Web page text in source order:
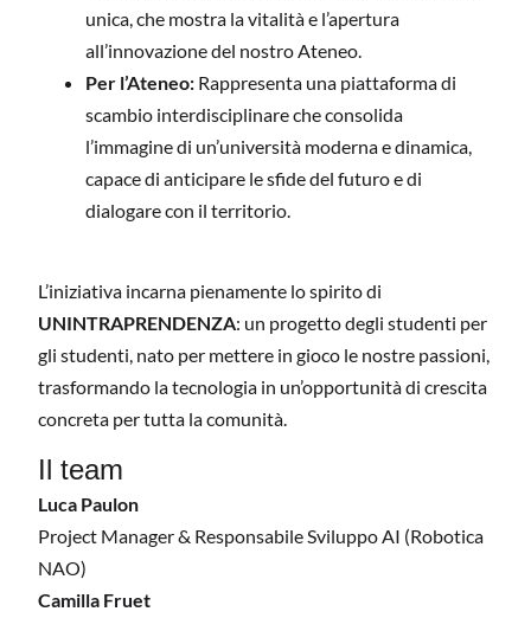
unica, che mostra la vitalità e l’apertura
all’innovazione del nostro Ateneo.
Per l’Ateneo: Rappresenta una piattaforma di
scambio interdisciplinare che consolida
l’immagine di un’università moderna e dinamica,
capace di anticipare le sfide del futuro e di
dialogare con il territorio.
L’iniziativa incarna pienamente lo spirito di
UNINTRAPRENDENZA: un progetto degli studenti per
gli studenti, nato per mettere in gioco le nostre passioni,
trasformando la tecnologia in un’opportunità di crescita
concreta per tutta la comunità.
Il team
Luca Paulon
Project Manager & Responsabile Sviluppo AI (Robotica
NAO)
Camilla Fruet